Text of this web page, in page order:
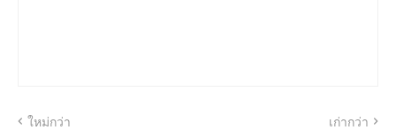
ใหม่กว่า เก่ากว่า